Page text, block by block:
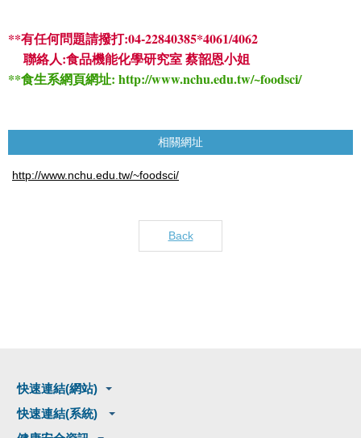
**有任何問題請撥打:04-22840385*4061/4062
聯絡人:食品機能化學研究室 蔡韶恩小姐
**食生系網頁網址: http://www.nchu.edu.tw/~foodsci/
相關網址
http://www.nchu.edu.tw/~foodsci/
Back
快速連結(網站)
快速連結(系統)